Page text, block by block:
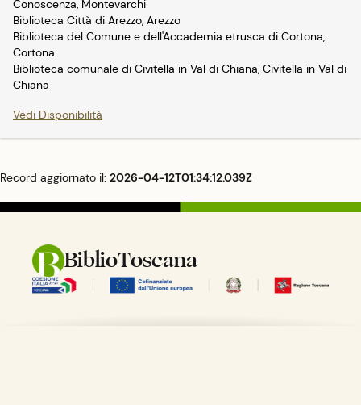
Conoscenza, Montevarchi
Biblioteca Città di Arezzo, Arezzo
Biblioteca del Comune e dell'Accademia etrusca di Cortona,
Cortona
Biblioteca comunale di Civitella in Val di Chiana, Civitella in Val di
Chiana
Vedi Disponibilità
Record aggiornato il: 2026-04-12T01:34:12.039Z
BiblioToscana